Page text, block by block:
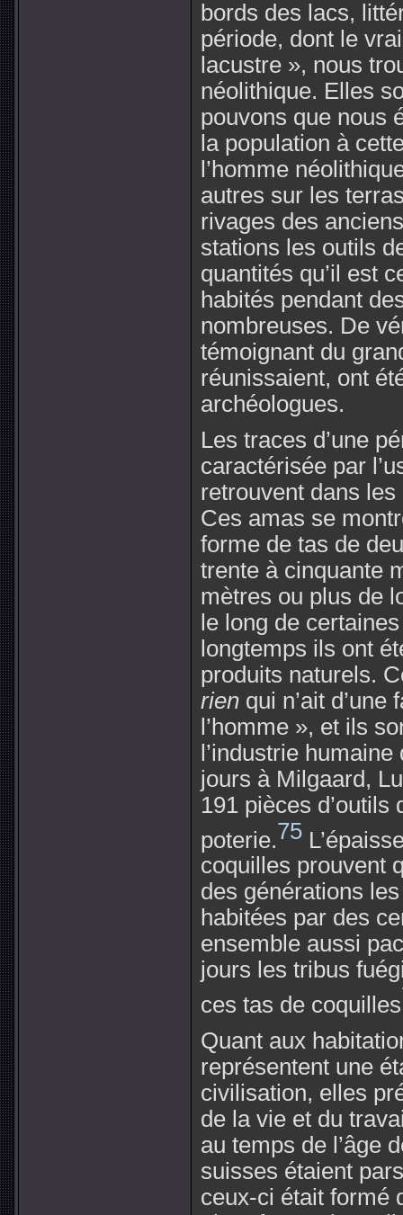
bords des lacs,
période, dont le
lacustre », nous
néolithique. Elles
pouvons que nous
la population à
l’homme
autres sur les
rivages des
stations les outils
quantités qu’il est
habités pendant
nombreuses. De
témoignant du
réunissaient, ont
archéologues.
Les traces d’une
caractérisée par
retrouvent dans
Ces amas se
forme de tas de
trente à cinquante
mètres ou plus de
le long de
longtemps ils ont
produits naturels.
rien qui n’ait d’une
l’homme », et ils
l’industrie
jours à Milgaard,
191 pièces
poterie.75
coquilles prouvent
des générations
habitées par des
ensemble aussi
jours les tribus
ces tas de coquilles
Quant aux
représentent une
civilisation, elles
de la vie et du
au temps de l’âge
suisses étaient
ceux-ci était formé